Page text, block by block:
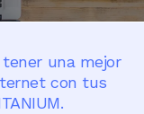
una mejor
con tus